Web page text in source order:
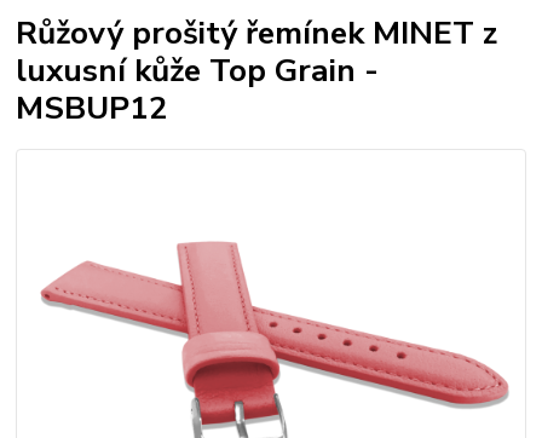
Růžový prošitý řemínek MINET z
luxusní kůže Top Grain -
MSBUP12